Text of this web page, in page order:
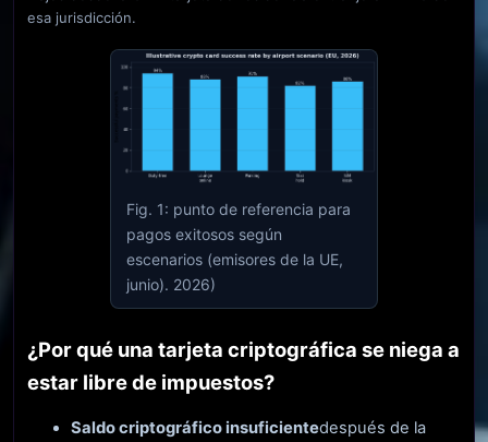
esa jurisdicción.
Fig. 1: punto de referencia para
pagos exitosos según
escenarios (emisores de la UE,
junio). 2026)
¿Por qué una tarjeta criptográfica se niega a
estar libre de impuestos?
Saldo criptográfico insuficientedespués de la